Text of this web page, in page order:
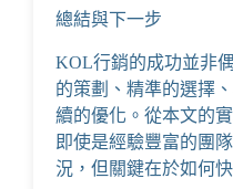
總結與下一步
KOL行銷的成功並非
的策劃、精準的選擇
續的優化。從本文的
即使是經驗豐富的團
況，但關鍵在於如何